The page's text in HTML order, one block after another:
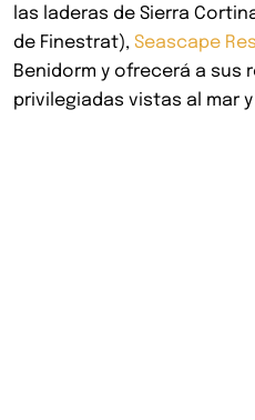
las laderas de Sierra
de Finestrat), Seascape
Benidorm y ofrecerá a sus
privilegiadas vistas al mar